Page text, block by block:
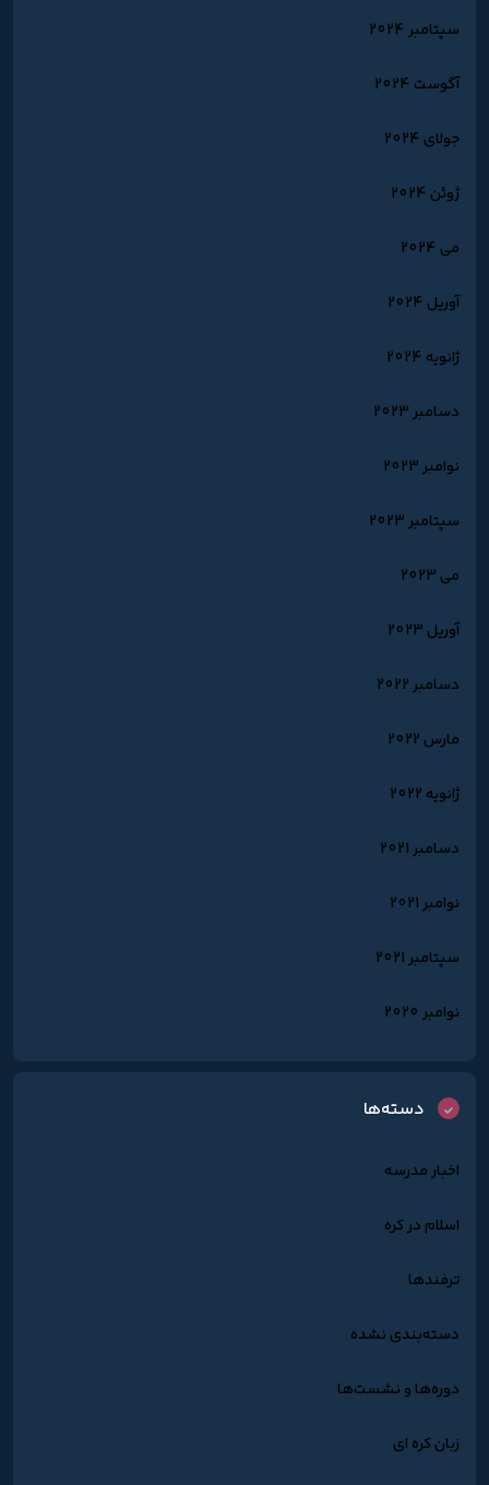
سپتامبر 2024
آگوست 2024
جولای 2024
ژوئن 2024
می 2024
آوریل 2024
ژانویه 2024
دسامبر 2023
نوامبر 2023
سپتامبر 2023
می 2023
آوریل 2023
دسامبر 2022
مارس 2022
ژانویه 2022
دسامبر 2021
نوامبر 2021
سپتامبر 2021
نوامبر 2020
دسته‌ها
اخبار مدرسه
اسلام در کره
ترفندها
دسته‌بندی نشده
دوره‌ها و نشست‌ها
زبان کره ای